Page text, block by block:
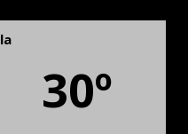
30º